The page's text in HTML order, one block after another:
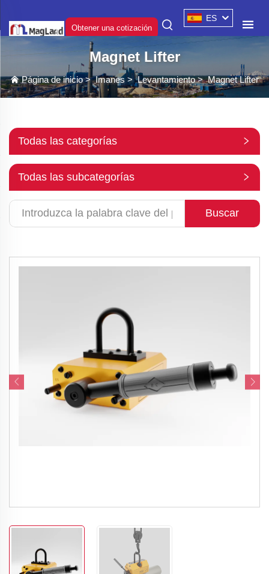
Obtener una cotización
ES
Magnet Lifter
Página de inicio>Imanes >Levantamiento>Magnet Lifter
Todas las categorías
Todas las subcategorías
Buscar